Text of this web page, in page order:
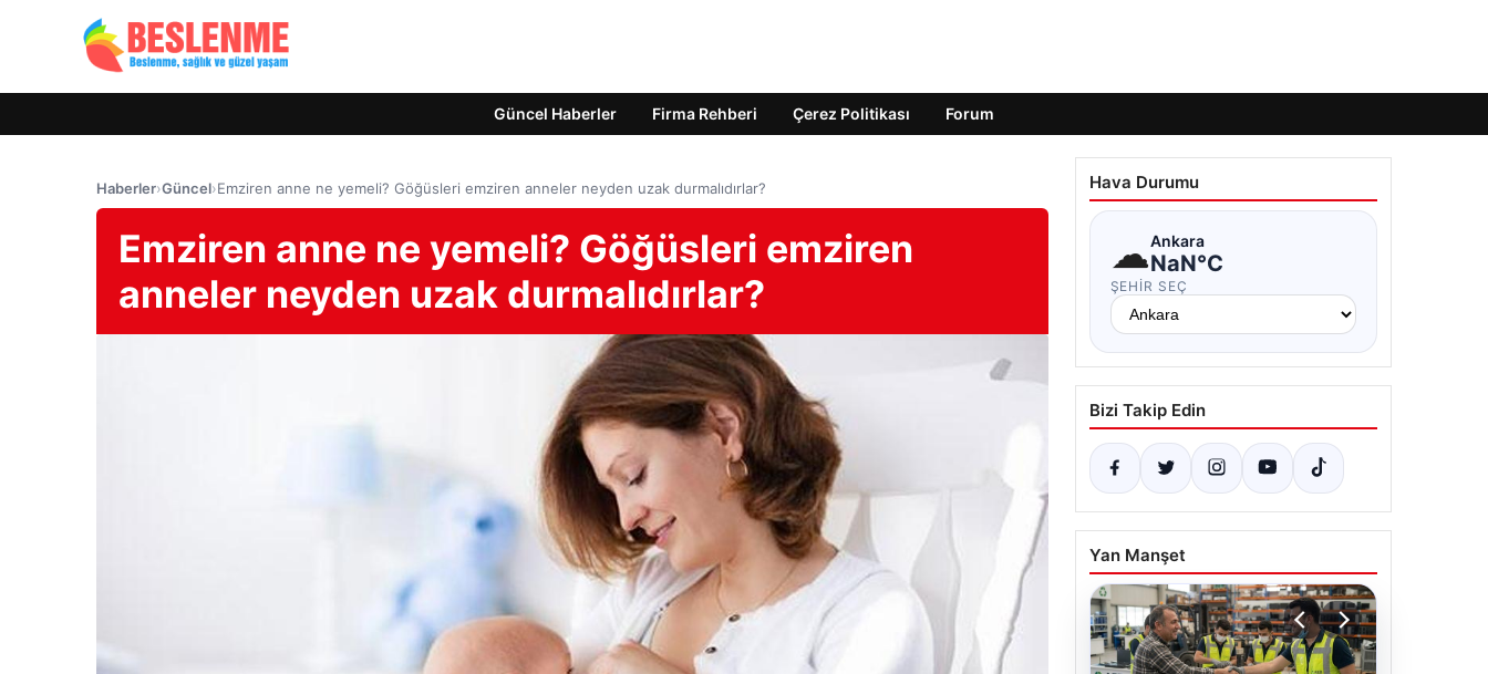
Güncel Haberler Firma Rehberi Çerez Politikası Forum
Haberler›Güncel›Emziren anne ne yemeli? Göğüsleri emziren anneler neyden uzak durmalıdırlar?
Emziren anne ne yemeli? Göğüsleri emziren
anneler neyden uzak durmalıdırlar?
Hava Durumu
☁Ankara
NaN°C
ŞEHIR SEÇ
Bizi Takip Edin
Yan Manşet